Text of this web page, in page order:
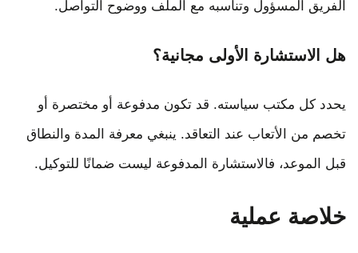
الفريق المسؤول وتناسبه مع الملف ووضوح التواصل.
هل الاستشارة الأولى مجانية؟
يحدد كل مكتب سياسته. قد تكون مدفوعة أو مختصرة أو
تخصم من الأتعاب عند التعاقد. ينبغي معرفة المدة والنطاق
قبل الموعد، فالاستشارة المدفوعة ليست ضمانًا للتوكيل.
خلاصة عملية